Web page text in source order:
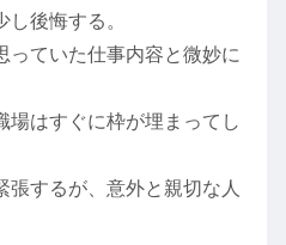
後悔する。
っていた仕事内容と微妙に
場はすぐに枠が埋まってし
張するが、意外と親切な人